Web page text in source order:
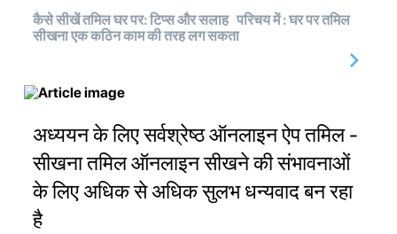
कैसे सीखें तमिल घर पर: टिप्स और सलाह परिचय में : घर पर तमिल
सीखना एक कठिन काम की तरह लग सकता
अध्ययन के लिए सर्वश्रेष्ठ ऑनलाइन ऐप तमिल -
सीखना तमिल ऑनलाइन सीखने की संभावनाओं
के लिए अधिक से अधिक सुलभ धन्यवाद बन रहा
है